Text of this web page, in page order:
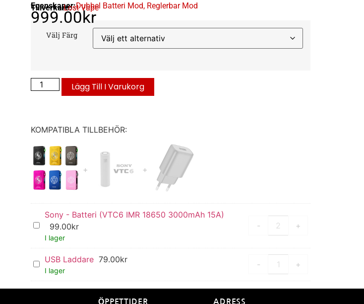
Egenskaper:Dubbel Batteri Mod, Reglerbar Mod
Tillverkare:Lost Vape
999.00kr
Välj Färg
Lägg Till I Varukorg
KOMPATIBLA TILLBEHÖR:
Sony
-
Batteri
(VTC6
IMR
18650
3000mAh
15A)
Sony - Batteri (VTC6 IMR 18650 3000mAh 15A)
99.00kr
I lager
- +
USB
Laddare
USB Laddare 79.00kr
I lager
- +
ÖPPETTIDER ADRESS